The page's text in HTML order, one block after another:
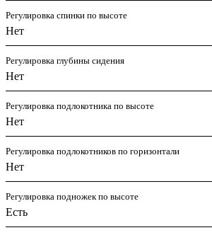
Регулировка спинки по высоте
Нет
Регулировка глубины сидения
Нет
Регулировка подлокотника по высоте
Нет
Регулировка подлокотников по горизонтали
Нет
Регулировка подножек по высоте
Есть